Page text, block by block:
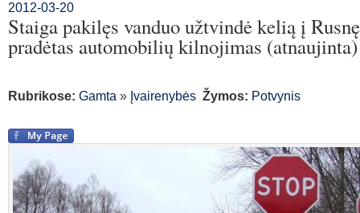
2012-03-20
Staiga pakilęs vanduo užtvindė kelią į
pradėtas automobilių kilnojimas (atnaujinta)
Rubrikose: Gamta » Įvairenybės Žymos: Potvynis